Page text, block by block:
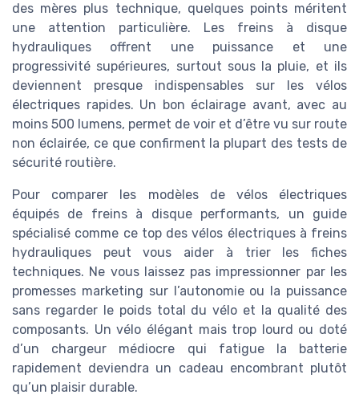
des mères plus technique, quelques points méritent
une attention particulière. Les freins à disque
hydrauliques offrent une puissance et une
progressivité supérieures, surtout sous la pluie, et ils
deviennent presque indispensables sur les vélos
électriques rapides. Un bon éclairage avant, avec au
moins 500 lumens, permet de voir et d’être vu sur route
non éclairée, ce que confirment la plupart des tests de
sécurité routière.
Pour comparer les modèles de vélos électriques
équipés de freins à disque performants, un guide
spécialisé comme ce top des vélos électriques à freins
hydrauliques peut vous aider à trier les fiches
techniques. Ne vous laissez pas impressionner par les
promesses marketing sur l’autonomie ou la puissance
sans regarder le poids total du vélo et la qualité des
composants. Un vélo élégant mais trop lourd ou doté
d’un chargeur médiocre qui fatigue la batterie
rapidement deviendra un cadeau encombrant plutôt
qu’un plaisir durable.